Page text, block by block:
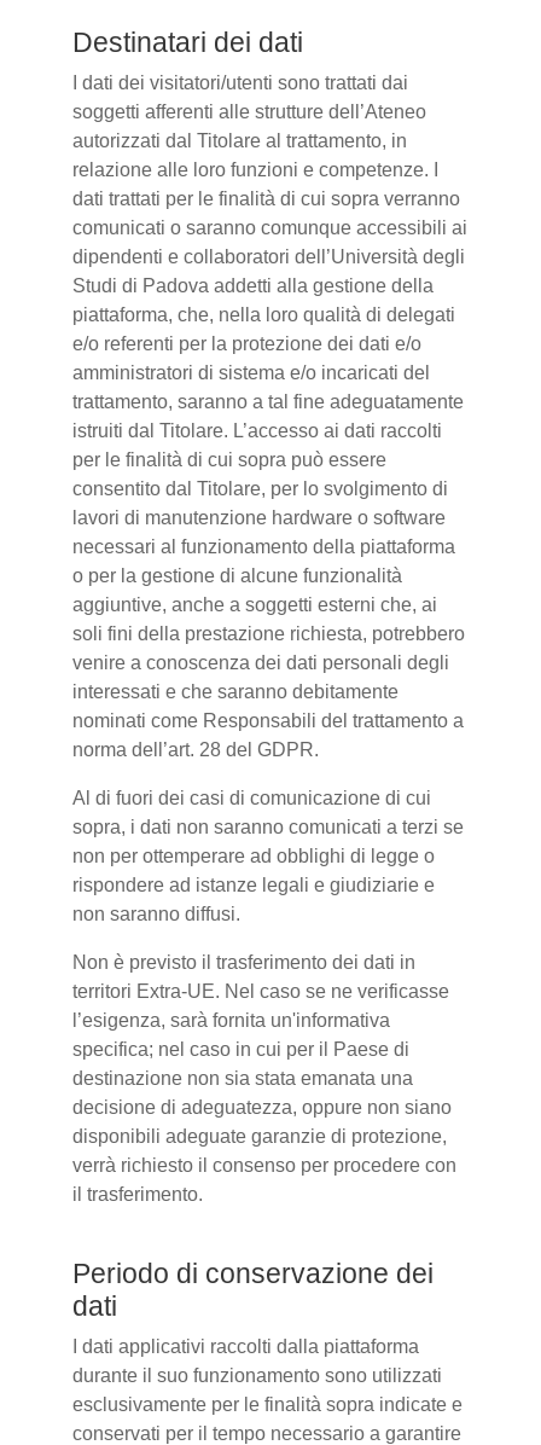
Destinatari dei dati
I dati dei visitatori/utenti sono trattati dai
soggetti afferenti alle strutture dell’Ateneo
autorizzati dal Titolare al trattamento, in
relazione alle loro funzioni e competenze. I
dati trattati per le finalità di cui sopra verranno
comunicati o saranno comunque accessibili ai
dipendenti e collaboratori dell’Università degli
Studi di Padova addetti alla gestione della
piattaforma, che, nella loro qualità di delegati
e/o referenti per la protezione dei dati e/o
amministratori di sistema e/o incaricati del
trattamento, saranno a tal fine adeguatamente
istruiti dal Titolare. L’accesso ai dati raccolti
per le finalità di cui sopra può essere
consentito dal Titolare, per lo svolgimento di
lavori di manutenzione hardware o software
necessari al funzionamento della piattaforma
o per la gestione di alcune funzionalità
aggiuntive, anche a soggetti esterni che, ai
soli fini della prestazione richiesta, potrebbero
venire a conoscenza dei dati personali degli
interessati e che saranno debitamente
nominati come Responsabili del trattamento a
norma dell’art. 28 del GDPR.
Al di fuori dei casi di comunicazione di cui
sopra, i dati non saranno comunicati a terzi se
non per ottemperare ad obblighi di legge o
rispondere ad istanze legali e giudiziarie e
non saranno diffusi.
Non è previsto il trasferimento dei dati in
territori Extra-UE. Nel caso se ne verificasse
l’esigenza, sarà fornita un'informativa
specifica; nel caso in cui per il Paese di
destinazione non sia stata emanata una
decisione di adeguatezza, oppure non siano
disponibili adeguate garanzie di protezione,
verrà richiesto il consenso per procedere con
il trasferimento.
Periodo di conservazione dei
dati
I dati applicativi raccolti dalla piattaforma
durante il suo funzionamento sono utilizzati
esclusivamente per le finalità sopra indicate e
conservati per il tempo necessario a garantire